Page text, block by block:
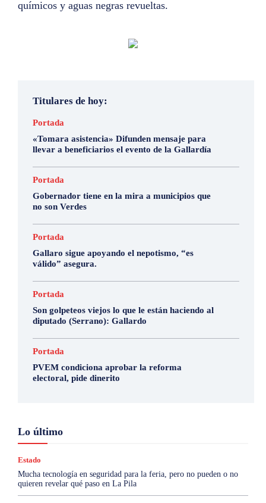
químicos y aguas negras revueltas.
Titulares de hoy:
Portada
«Tomara asistencia» Difunden mensaje para
llevar a beneficiarios el evento de la Gallardía
Portada
Gobernador tiene en la mira a municipios que
no son Verdes
Portada
Gallaro sigue apoyando el nepotismo, “es
válido” asegura.
Portada
Son golpeteos viejos lo que le están haciendo al
diputado (Serrano): Gallardo
Portada
PVEM condiciona aprobar la reforma
electoral, pide dinerito
Lo último
Estado
Mucha tecnología en seguridad para la feria, pero no pueden o no
quieren revelar qué paso en La Pila